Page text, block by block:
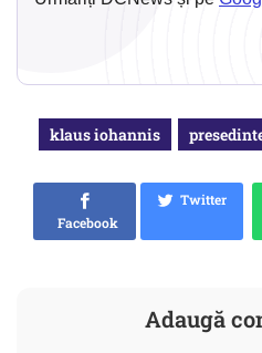
klaus iohannis
Facebook
Twitter
Adaugă